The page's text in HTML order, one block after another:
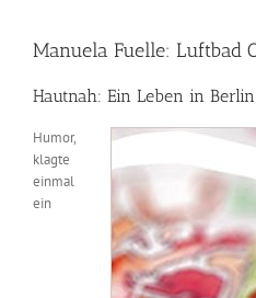
Manuela Fuelle: Luftbad
Hautnah: Ein Leben in
Humor,
klagte
einmal
ein